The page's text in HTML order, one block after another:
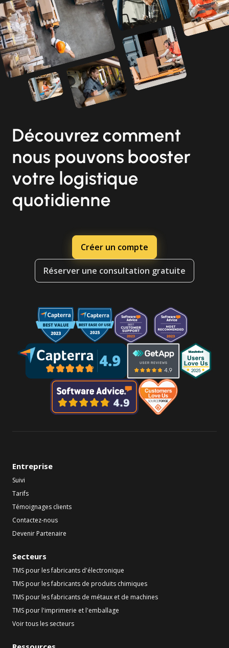
Découvrez comment
nous pouvons booster
votre logistique
quotidienne
Créer un compte
Réserver une consultation gratuite
Entreprise
Suivi
Tarifs
Témoignages clients
Contactez-nous
Devenir Partenaire
Secteurs
TMS pour les fabricants d'électronique
TMS pour les fabricants de produits chimiques
TMS pour les fabricants de métaux et de machines
TMS pour l'imprimerie et l'emballage
Voir tous les secteurs